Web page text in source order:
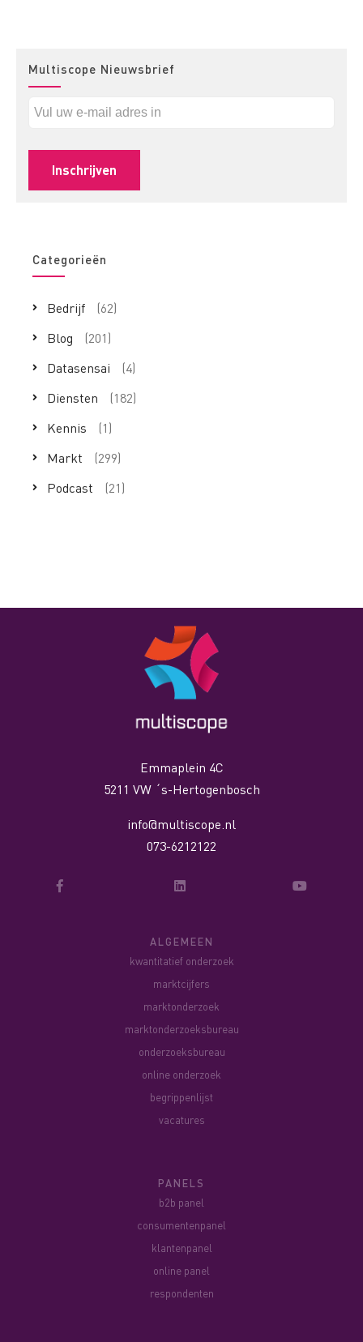
Multiscope Nieuwsbrief
Categorieën
Bedrijf
(62)
Blog
(201)
Datasensai
(4)
Diensten
(182)
Kennis
(1)
Markt
(299)
Podcast
(21)
Emmaplein 4C
5211 VW ´s-Hertogenbosch
info@multiscope.nl
073-6212122
ALGEMEEN
kwantitatief onderzoek
marktcijfers
marktonderzoek
marktonderzoeksbureau
onderzoeksbureau
online onderzoek
begrippenlijst
vacatures
PANELS
b2b panel
consumentenpanel
klantenpanel
online panel
respondenten